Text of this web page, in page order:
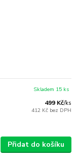
499 Kč/ks
412 Kč bez DPH
Skladem 15 ks
Přidat do košíku